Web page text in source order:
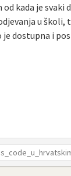
kada je
u
dostupna i